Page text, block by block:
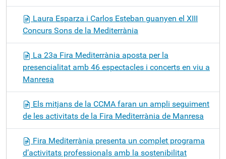
Laura Esparza i Carlos Esteban guanyen el XIII
Concurs Sons de la Mediterrània
La 23a Fira Mediterrània aposta per la
presencialitat amb 46 espectacles i concerts en viu a
Manresa
Els mitjans de la CCMA faran un ampli seguiment
de les activitats de la Fira Mediterrània de Manresa
Fira Mediterrània presenta un complet programa
d’activitats professionals amb la sostenibilitat